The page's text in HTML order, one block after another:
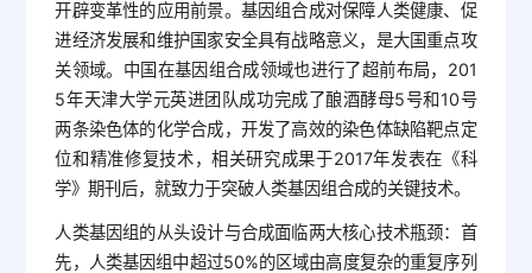
开辟变革性的应用前景。基因组合成对保障人类健康、促
进经济发展和维护国家安全具有战略意义，是大国重点攻
关领域。中国在基因组合成领域也进行了超前布局，201
5年天津大学元英进团队成功完成了酿酒酵母5号和10号
两条染色体的化学合成，开发了高效的染色体缺陷靶点定
位和精准修复技术，相关研究成果于2017年发表在《科
学》期刊后，就致力于突破人类基因组合成的关键技术。
人类基因组的从头设计与合成面临两大核心技术瓶颈：首
先，人类基因组中超过50%的区域由高度复杂的重复序列